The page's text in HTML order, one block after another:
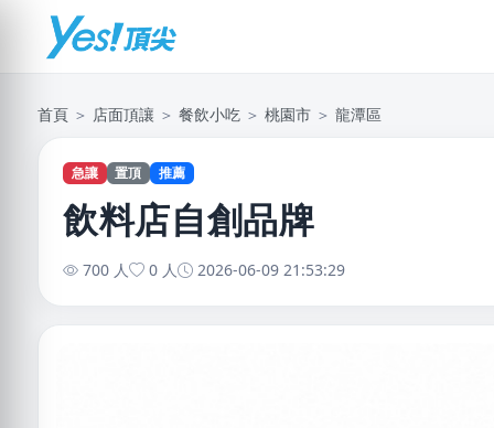
首頁 ＞ 店面頂讓 ＞ 餐飲小吃 ＞ 桃園市 ＞ 龍潭區
急讓 置頂 推薦
飲料店自創品牌
700 人 0 人 2026-06-09 21:53:29